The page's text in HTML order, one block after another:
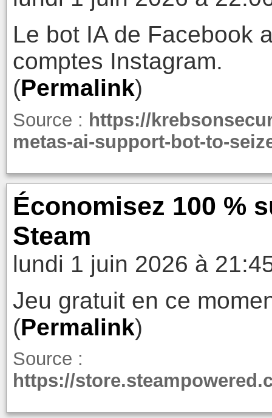
Le bot IA de Facebook
comptes Instagram.
(Permalink)
Source : https://
metas-ai-support-bot-to-
Économisez 100 %
Steam
lundi 1 juin 2026 à
Jeu gratuit en ce
(Permalink)
Source :
https://